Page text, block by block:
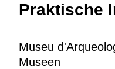
Praktische
Museu
Museen